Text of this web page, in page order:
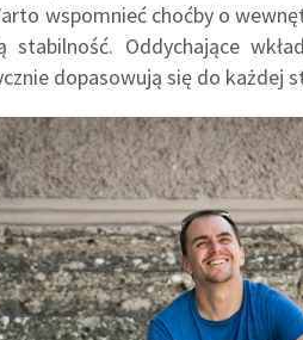
wspomnieć choćby o
Oddychające
dopasowują się do każdej